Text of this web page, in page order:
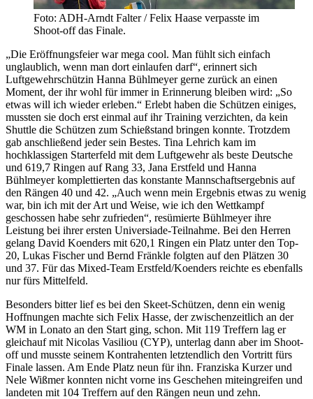
Foto: ADH-Arndt Falter / Felix Haase verpasste im
Shoot-off das Finale.
„Die Eröffnungsfeier war mega cool. Man fühlt sich einfach
unglaublich, wenn man dort einlaufen darf“, erinnert sich
Luftgewehrschützin Hanna Bühlmeyer gerne zurück an einen
Moment, der ihr wohl für immer in Erinnerung bleiben wird: „So
etwas will ich wieder erleben.“ Erlebt haben die Schützen einiges,
mussten sie doch erst einmal auf ihr Training verzichten, da kein
Shuttle die Schützen zum Schießstand bringen konnte. Trotzdem
gab anschließend jeder sein Bestes. Tina Lehrich kam im
hochklassigen Starterfeld mit dem Luftgewehr als beste Deutsche
und 619,7 Ringen auf Rang 33, Jana Erstfeld und Hanna
Bühlmeyer komplettierten das konstante Mannschaftsergebnis auf
den Rängen 40 und 42. „Auch wenn mein Ergebnis etwas zu wenig
war, bin ich mit der Art und Weise, wie ich den Wettkampf
geschossen habe sehr zufrieden“, resümierte Bühlmeyer ihre
Leistung bei ihrer ersten Universiade-Teilnahme. Bei den Herren
gelang David Koenders mit 620,1 Ringen ein Platz unter den Top-
20, Lukas Fischer und Bernd Fränkle folgten auf den Plätzen 30
und 37. Für das Mixed-Team Erstfeld/Koenders reichte es ebenfalls
nur fürs Mittelfeld.
Besonders bitter lief es bei den Skeet-Schützen, denn ein wenig
Hoffnungen machte sich Felix Hasse, der zwischenzeitlich an der
WM in Lonato an den Start ging, schon. Mit 119 Treffern lag er
gleichauf mit Nicolas Vasiliou (CYP), unterlag dann aber im Shoot-
off und musste seinem Kontrahenten letztendlich den Vortritt fürs
Finale lassen. Am Ende Platz neun für ihn. Franziska Kurzer und
Nele Wißmer konnten nicht vorne ins Geschehen miteingreifen und
landeten mit 104 Treffern auf den Rängen neun und zehn.